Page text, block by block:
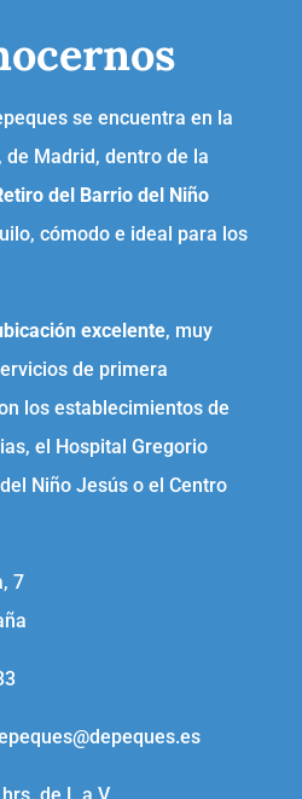
se encuentra en la
Madrid, dentro de la
del Barrio del Niño
cómodo e ideal para los
excelente, muy
de primera
los establecimientos de
el Hospital Gregorio
Niño Jesús o el Centro
7